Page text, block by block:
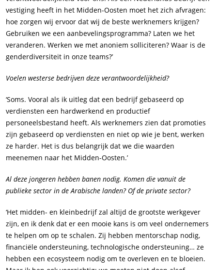
vestiging heeft in het Midden-Oosten moet het zich afvragen:
hoe zorgen wij ervoor dat wij de beste werknemers krijgen?
Gebruiken we een aanbevelingsprogramma? Laten we het
veranderen. Werken we met anoniem solliciteren? Waar is de
genderdiversiteit in onze teams?’
Voelen westerse bedrijven deze verantwoordelijkheid?
‘Soms. Vooral als ik uitleg dat een bedrijf gebaseerd op
verdiensten een hardwerkend en productief
personeelsbestand heeft. Als werknemers zien dat promoties
zijn gebaseerd op verdiensten en niet op wie je bent, werken
ze harder. Het is dus belangrijk dat we die waarden
meenemen naar het Midden-Oosten.’
Al deze jongeren hebben banen nodig. Komen die vanuit de
publieke sector in de Arabische landen? Of de private sector?
‘Het midden- en kleinbedrijf zal altijd de grootste werkgever
zijn, en ik denk dat er een mooie kans is om veel ondernemers
te helpen om op te schalen. Zij hebben mentorschap nodig,
financiële ondersteuning, technologische ondersteuning… ze
hebben een ecosysteem nodig om te overleven en te bloeien.